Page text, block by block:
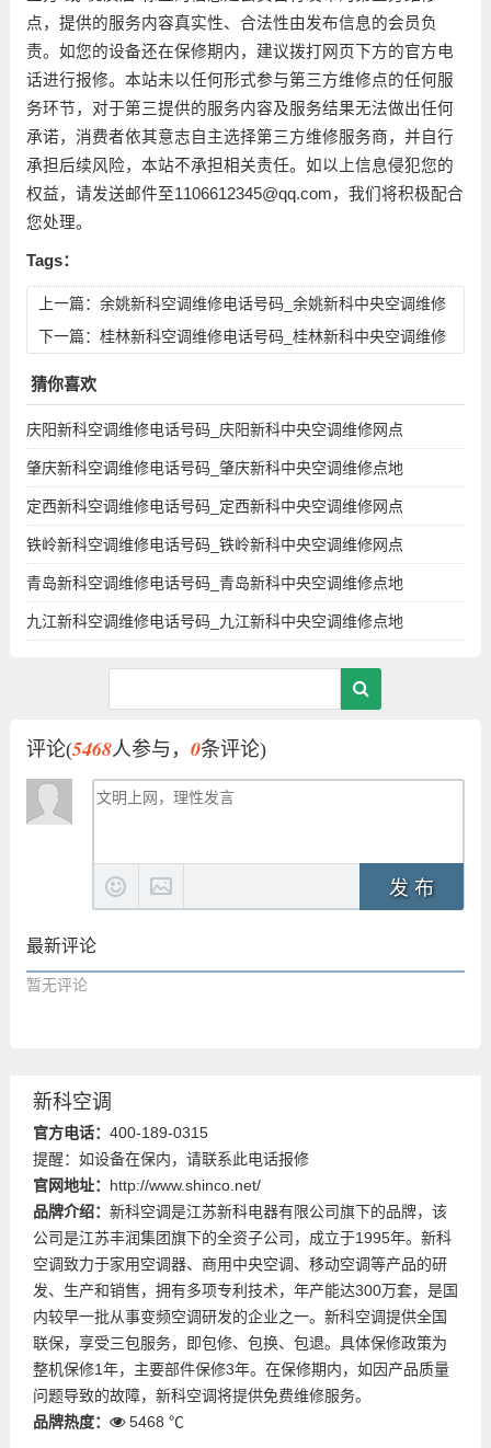
点，提供的服务内容真实性、合法性由发布信息的会员负
责。如您的设备还在保修期内，建议拨打网页下方的官方电
话进行报修。本站未以任何形式参与第三方维修点的任何服
务环节，对于第三提供的服务内容及服务结果无法做出任何
承诺，消费者依其意志自主选择第三方维修服务商，并自行
承担后续风险，本站不承担相关责任。如以上信息侵犯您的
权益，请发送邮件至1106612345@qq.com，我们将积极配合
您处理。
Tags：
上一篇： 余姚新科空调维修电话号码_余姚新科中央空调维修
点地址查询
下一篇： 桂林新科空调维修电话号码_桂林新科中央空调维修
猜你喜欢
庆阳新科空调维修电话号码_庆阳新科中央空调维修网点
肇庆新科空调维修电话号码_肇庆新科中央空调维修点地
定西新科空调维修电话号码_定西新科中央空调维修网点
铁岭新科空调维修电话号码_铁岭新科中央空调维修网点
青岛新科空调维修电话号码_青岛新科中央空调维修点地
九江新科空调维修电话号码_九江新科中央空调维修点地
评论(5468人参与， 0条评论)
发 布
最新评论
暂无评论
新科空调
官方电话： 400-189-0315
提醒：如设备在保内，请联系此电话报修
官网地址： http://www.shinco.net/
品牌介绍： 新科空调是江苏新科电器有限公司旗下的品牌，该
公司是江苏丰润集团旗下的全资子公司，成立于1995年。新科
空调致力于家用空调器、商用中央空调、移动空调等产品的研
发、生产和销售，拥有多项专利技术，年产能达300万套，是国
内较早一批从事变频空调研发的企业之一。新科空调提供全国
联保，享受三包服务，即包修、包换、包退。具体保修政策为
整机保修1年，主要部件保修3年。在保修期内，如因产品质量
问题导致的故障，新科空调将提供免费维修服务。
品牌热度：
5468 ℃